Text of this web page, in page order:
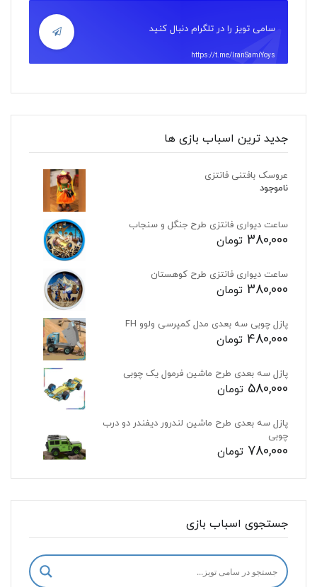
سامی تویز را در تلگرام دنبال کنید
https://t.me/IranSamiYoys
جدید ترین اسباب بازی ها
عروسک بافتنی فانتزی
ناموجود
ساعت دیواری فانتزی طرح جنگل و سنجاب
380,000 تومان
ساعت دیواری فانتزی طرح کوهستان
380,000 تومان
پازل چوبی سه بعدی مدل کمپرسی ولوو FH
480,000 تومان
پازل سه بعدی طرح ماشین فرمول یک چوبی
580,000 تومان
پازل سه بعدی طرح ماشین لندرور دیفندر دو درب
چوبی
780,000 تومان
جستجوی اسباب بازی